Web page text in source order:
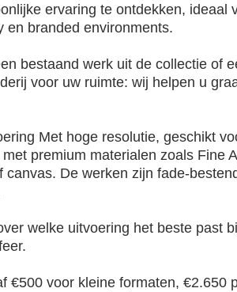
ervaring te ontdekken, ideaal
en branded environments.
bestaand werk uit de collectie of
voor uw ruimte: wij helpen u
Met hoge resolutie, geschikt
premium materialen zoals Fine
canvas. De werken zijn fade-
welke uitvoering het beste past
€500 voor kleine formaten, €2.650